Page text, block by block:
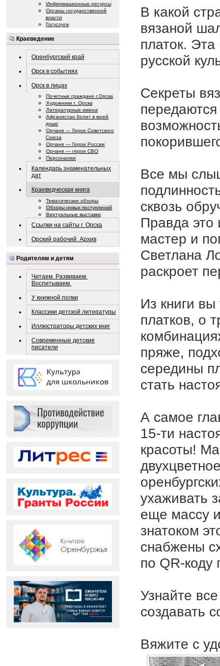
Информационные ресурсы
Органы государственной
власти
Госуслуги
Краеведение
Оренбургский край
Орск в событиях
Орск в лицах
Почетные граждане г.Орска
Художники г. Орска
Литературные имена
Афганистан болит в моей
душе
Орчане — Герои Советского
Союза
Орчане — Герои России
Орчане — герои СВО
Персоналии
Календарь знаменательных
дат
Краеведческая книга
Тематические обзоры
Обзоры новых поступлений
Виртуальные выставки
Ссылки на сайты г. Орска
Орский рабочий. Архив
Родителям и детям
Читаем. Развиваем.
Воспитываем.
У книжной полки
Классики детской литературы
Иллюстраторы детских книг
Современные детские
писатели
В какой
вязаной
платок.
русской
Секреты
Все мы
сквозь
Правда это
мастер и
Светлана
раскроет
Из книги вы
платков, о
пряже,
середины
стать
А самое
15-ти
красоты!
ухаживать
еще массу
знатоком
снабжены
по QR-коду
Узнайте
создавать
Вяжите с